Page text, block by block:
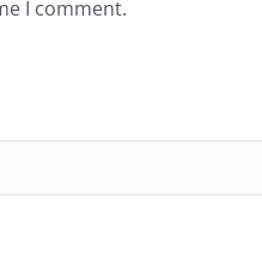
I comment.